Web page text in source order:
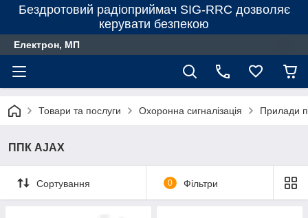
Бездротовий радіоприймач SIG-RRC дозволяє
керувати безпекою
Електрон, МП
Товари та послуги Охоронна сигналізація Прилади
ППК AJAX
Сортування 0 Фільтри